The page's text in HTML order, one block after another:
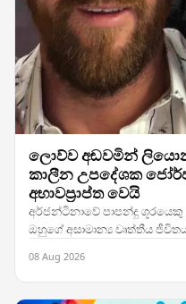
ලොව්ව අඬවමින්
කාලීන උපදේශක
අභාවප්‍රාප්ත වෙයි
අර්ජන්ටිනාවේ පාපන්දු
ඔහුගේ අසාමාන්‍ය වෘත්තීය
08 Aug 2026